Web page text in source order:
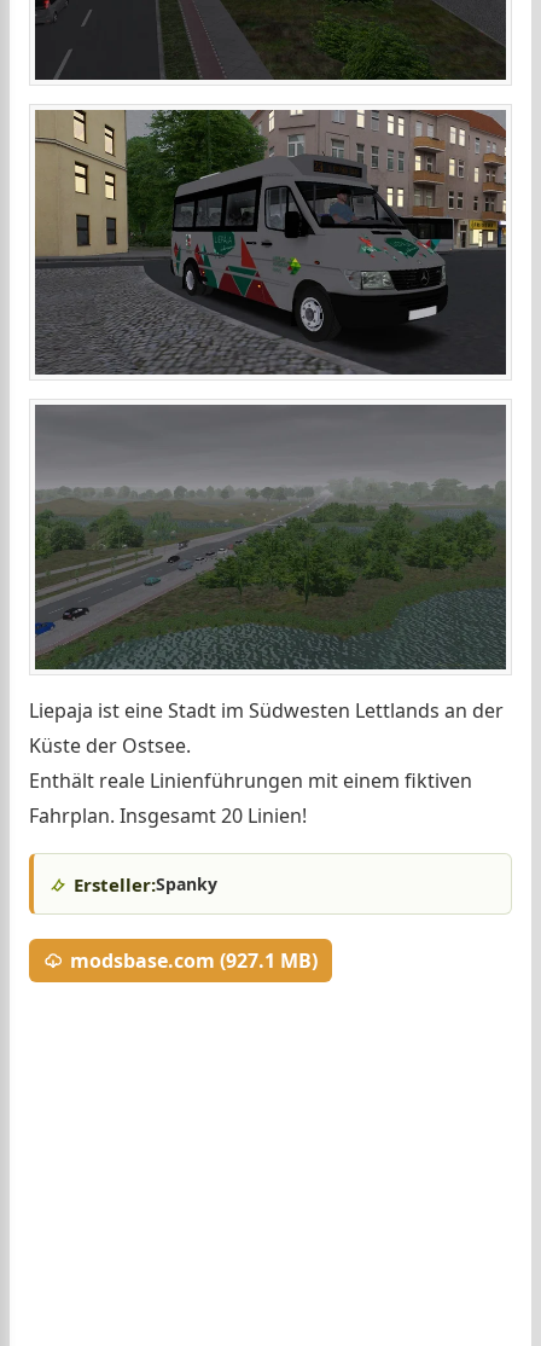
Liepaja ist eine Stadt im Südwesten Lettlands an der
Küste der Ostsee.
Enthält reale Linienführungen mit einem fiktiven
Fahrplan. Insgesamt 20 Linien!
Ersteller:Spanky
modsbase.com (927.1 MB)